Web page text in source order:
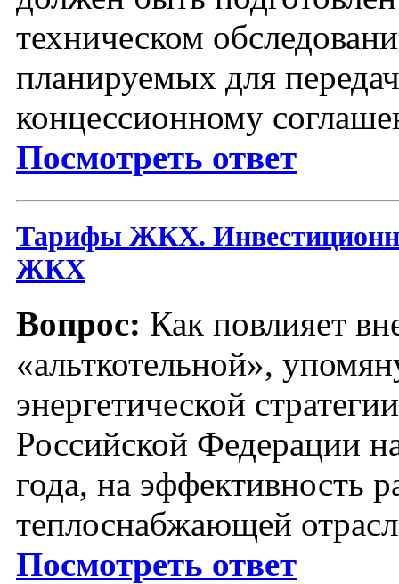
техническом
планируемых для
концессионному
Посмотреть ответ
Тарифы ЖКХ.
ЖКХ
Вопрос: Как повлияет
«альткотельной»,
энергетической
Российской Федерации
года, на эффективность
теплоснабжающей
Посмотреть ответ